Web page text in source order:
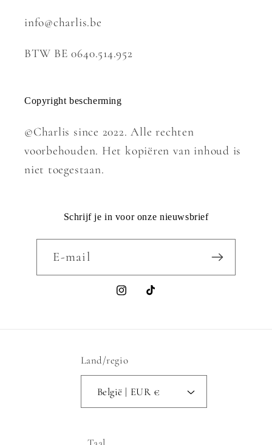
info@charlis.be
BTW BE 0640.514.952
Copyright bescherming
©Charlis since 2022. Alle rechten
voorbehouden. Het kopiëren van inhoud is
niet toegestaan.
Schrijf je in voor onze nieuwsbrief
E‑mail
InstagramTikTok
Land/regio
België | EUR €